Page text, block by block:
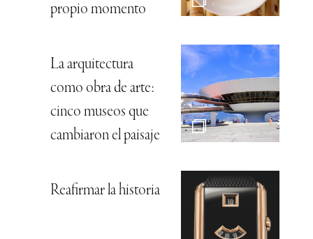
propio momento
La arquitectura
como obra de arte:
cinco museos que
cambiaron el paisaje
Reafirmar la historia